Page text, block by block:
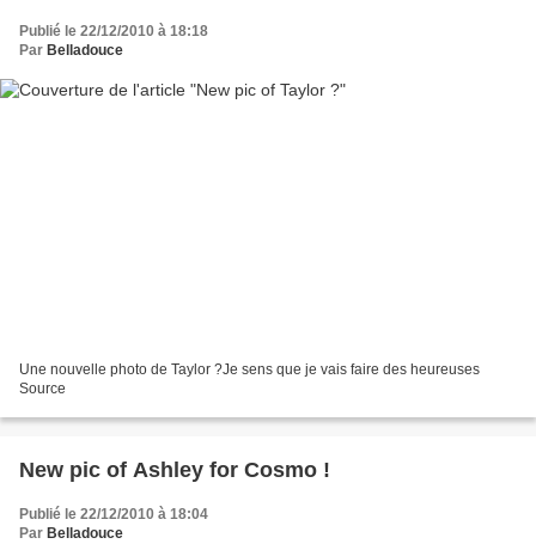
Publié le 22/12/2010 à 18:18
Par Belladouce
Une nouvelle photo de Taylor ?Je sens que je vais faire des heureuses
Source
New pic of Ashley for Cosmo !
Publié le 22/12/2010 à 18:04
Par Belladouce